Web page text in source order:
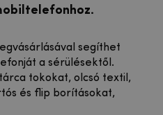
segíthet
a sérülésektől.
tokokat, olcsó textil,
és flip borításokat,